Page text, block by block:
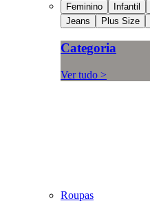
Feminino Infantil
Jeans
Plus Size
Categoria
Ver tudo >
Roupas